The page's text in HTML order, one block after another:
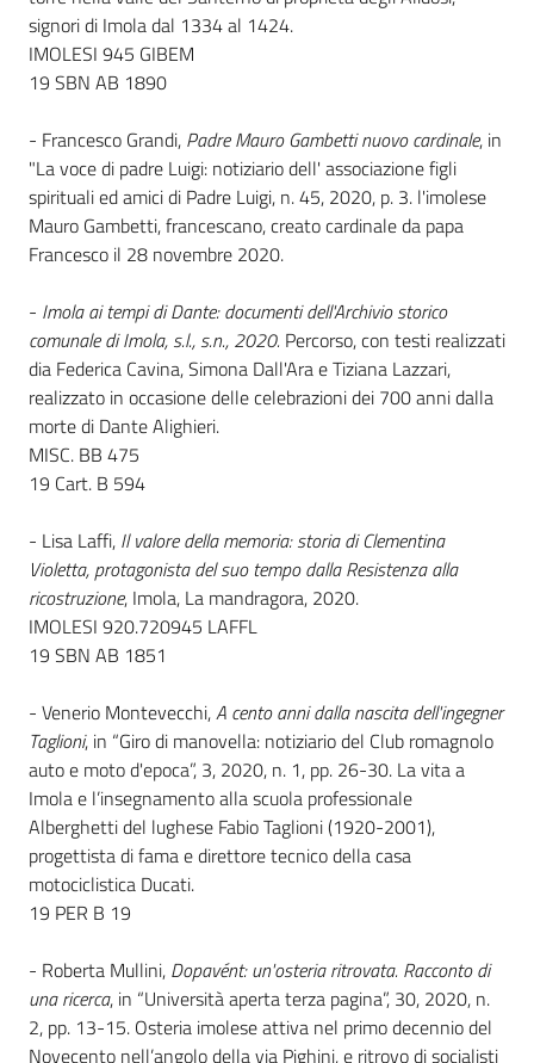
Catalogo
on line
Eventi
Chiedi al
bibliotecario
Orari
signori di Imola dal 1334 al 1424.
IMOLESI 945 GIBEM
19 SBN AB 1890
- Francesco Grandi, Padre Mauro Gambetti nuovo cardinale, in
"La voce di padre Luigi: notiziario dell' associazione figli
spirituali ed amici di Padre Luigi, n. 45, 2020, p. 3. l'imolese
Mauro Gambetti, francescano, creato cardinale da papa
Francesco il 28 novembre 2020.
- Imola ai tempi di Dante: documenti dell'Archivio storico
comunale di Imola, s.l., s.n., 2020. Percorso, con testi realizzati
dia Federica Cavina, Simona Dall'Ara e Tiziana Lazzari,
realizzato in occasione delle celebrazioni dei 700 anni dalla
morte di Dante Alighieri.
MISC. BB 475
19 Cart. B 594
- Lisa Laffi, Il valore della memoria: storia di Clementina
Violetta, protagonista del suo tempo dalla Resistenza alla
ricostruzione, Imola, La mandragora, 2020.
IMOLESI 920.720945 LAFFL
19 SBN AB 1851
- Venerio Montevecchi,A cento anni dalla nascita dell'ingegner
Taglioni, in “Giro di manovella: notiziario del Club romagnolo
auto e moto d'epoca”, 3, 2020, n. 1, pp. 26-30. La vita a
Imola e l’insegnamento alla scuola professionale
Alberghetti del lughese Fabio Taglioni (1920-2001),
progettista di fama e direttore tecnico della casa
motociclistica Ducati.
19 PER B 19
- Roberta Mullini, Dopavént: un'osteria ritrovata. Racconto di
una ricerca, in “Università aperta terza pagina”, 30, 2020, n.
2, pp. 13-15. Osteria imolese attiva nel primo decennio del
Novecento nell’angolo della via Pighini, e ritrovo di socialisti